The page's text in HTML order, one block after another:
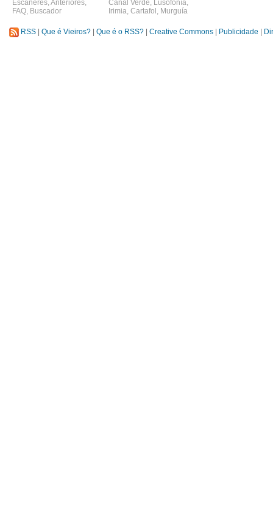
Escáneres,Anteriores,
FAQ, Buscador
Canal Verde, Lusofonía,
Irimia, Cartafol , Murguía
RSS Que é Vieiros? Que é o RSS? Creative Commons Publicidade